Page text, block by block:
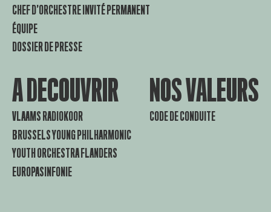
CHEF D’ORCHESTRE INVITÉ PERMANENT
ÉQUIPE
DOSSIER DE PRESSE
A DECOUVRIR
VLAAMS RADIOKOOR
BRUSSELS YOUNG PHILHARMONIC
YOUTH ORCHESTRA FLANDERS
EUROPASINFONIE
NOS VALEURS
CODE DE CONDUITE